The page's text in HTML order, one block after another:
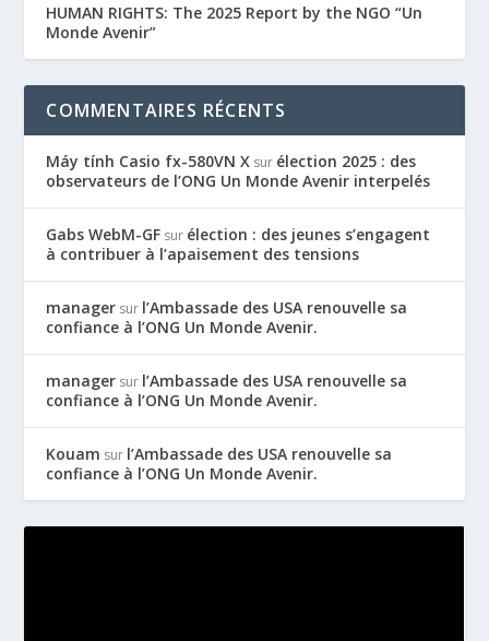
HUMAN RIGHTS: The 2025 Report by the NGO “Un
Monde Avenir”
COMMENTAIRES RÉCENTS
Máy tính Casio fx-580VN X sur élection 2025 : des
observateurs de l’ONG Un Monde Avenir interpelés
Gabs WebM-GF sur élection : des jeunes s’engagent
à contribuer à l’apaisement des tensions
manager sur l’Ambassade des USA renouvelle sa
confiance à l’ONG Un Monde Avenir.
manager sur l’Ambassade des USA renouvelle sa
confiance à l’ONG Un Monde Avenir.
Kouam sur l’Ambassade des USA renouvelle sa
confiance à l’ONG Un Monde Avenir.